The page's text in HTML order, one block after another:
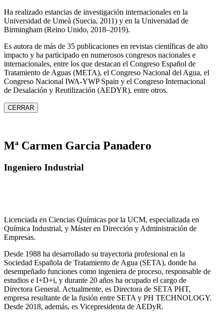
Ha realizado estancias de investigación internacionales en la
Universidad de Umeå (Suecia, 2011) y en la Universidad de
Birmingham (Reino Unido, 2018–2019).
Es autora de más de 35 publicaciones en revistas científicas de alto
impacto y ha participado en numerosos congresos nacionales e
internacionales, entre los que destacan el Congreso Español de
Tratamiento de Aguas (META), el Congreso Nacional del Agua, el
Congreso Nacional IWA‑YWP Spain y el Congreso Internacional
de Desalación y Reutilización (AEDYR), entre otros.
CERRAR
Mª Carmen Garcia Panadero
Ingeniero Industrial
Licenciada en Ciencias Químicas por la UCM, especializada en
Química Industrial, y Máster en Dirección y Administración de
Empresas.
Desde 1988 ha desarrollado su trayectoria profesional en la
Sociedad Española de Tratamiento de Agua (SETA), donde ha
desempeñado funciones como ingeniera de proceso, responsable de
estudios e I+D+i, y durante 20 años ha ocupado el cargo de
Directora General. Actualmente, es Directora de SETA PHT,
empresa resultante de la fusión entre SETA y PH TECHNOLOGY.
Desde 2018, además, es Vicepresidenta de AEDyR.